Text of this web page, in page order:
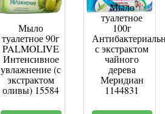
Мыло
туалетное 90г
PALMOLIVE
Интенсивное
увлажнение (с
экстрактом
оливы) 15584
Мыло
туалетное
100г
с экстрактом
чайного
дерева
Меридиан
1144831